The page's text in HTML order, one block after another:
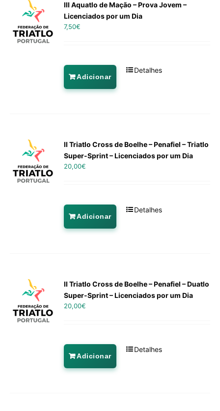
III Aquatlo de Mação – Prova Jovem –
Licenciados por um Dia
7,50€
Adicionar
Detalhes
II Triatlo Cross de Boelhe – Penafiel – Triatlo
Super-Sprint – Licenciados por um Dia
20,00€
Adicionar
Detalhes
II Triatlo Cross de Boelhe – Penafiel – Duatlo
Super-Sprint – Licenciados por um Dia
20,00€
Adicionar
Detalhes